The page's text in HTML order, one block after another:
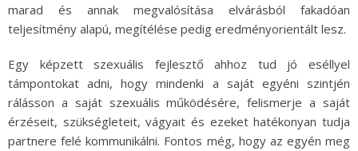
marad és annak megvalósítása elvárásból fakadóan
teljesítmény alapú, megítélése pedig eredményorientált lesz.
Egy képzett szexuális fejlesztő ahhoz tud jó eséllyel
támpontokat adni, hogy mindenki a saját egyéni szintjén
rálásson a saját szexuális működésére, felismerje a saját
érzéseit, szükségleteit, vágyait és ezeket hatékonyan tudja
partnere felé kommunikálni. Fontos még, hogy az egyén meg